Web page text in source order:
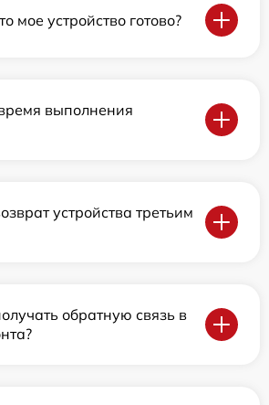
мое устройство готово?
выполнения
устройства третьим
обратную связь в